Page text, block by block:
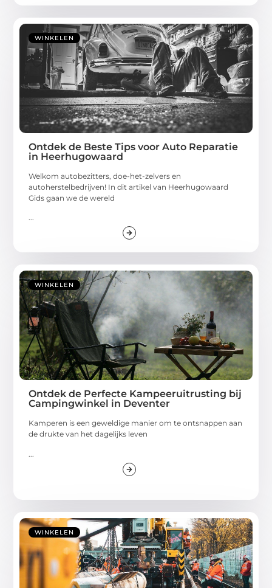
WINKELEN
Ontdek de Beste Tips voor Auto Reparatie
in Heerhugowaard
Welkom autobezitters, doe-het-zelvers en
autoherstelbedrijven! In dit artikel van Heerhugowaard
Gids gaan we de wereld
...
WINKELEN
Ontdek de Perfecte Kampeeruitrusting bij
Campingwinkel in Deventer
Kamperen is een geweldige manier om te ontsnappen aan
de drukte van het dagelijks leven
WINKELEN